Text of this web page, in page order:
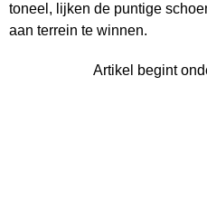
toneel, lijken de puntige
aan terrein te winnen.
Artikel begint